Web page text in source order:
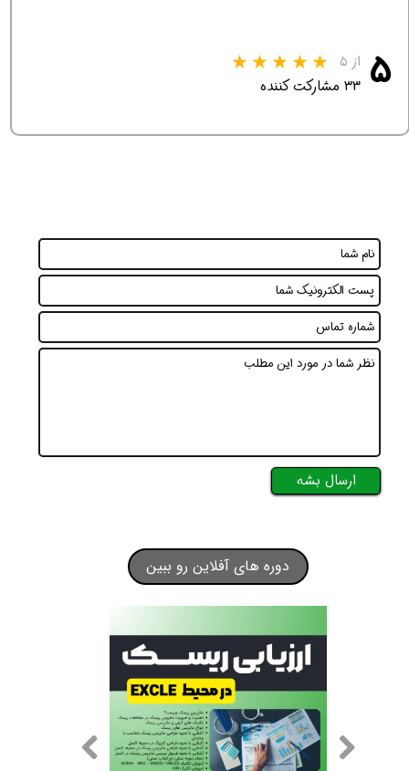
۵ از ۵
۳۳ مشارکت کننده
ارسال بشه
دوره های آفلاین رو ببین